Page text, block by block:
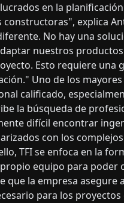
en la
constructoras", explica
No hay una
nuestros
Esto requiere una
Uno de los
calificado,
la búsqueda de
difícil encontrar
con los
TFI se enfoca en la
equipo para poder
que la empresa asegure
para los proyectos